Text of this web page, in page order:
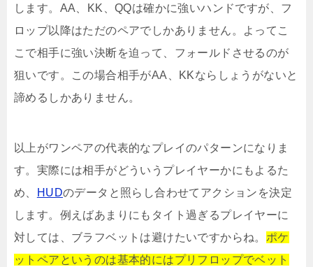
します。AA、KK、QQは確かに強いハンドですが、フ
ロップ以降はただのペアでしかありません。よってこ
こで相手に強い決断を迫って、フォールドさせるのが
狙いです。この場合相手がAA、KKならしょうがないと
諦めるしかありません。
以上がワンペアの代表的なプレイのパターンになりま
す。実際には相手がどういうプレイヤーかにもよるた
め、
HUDのデータと照らし合わせてアクションを決定
します。例えばあまりにもタイト過ぎるプレイヤーに
対しては、ブラフベットは避けたいですからね。 ポケ
ットペアというのは基本的にはプリフロップでベット